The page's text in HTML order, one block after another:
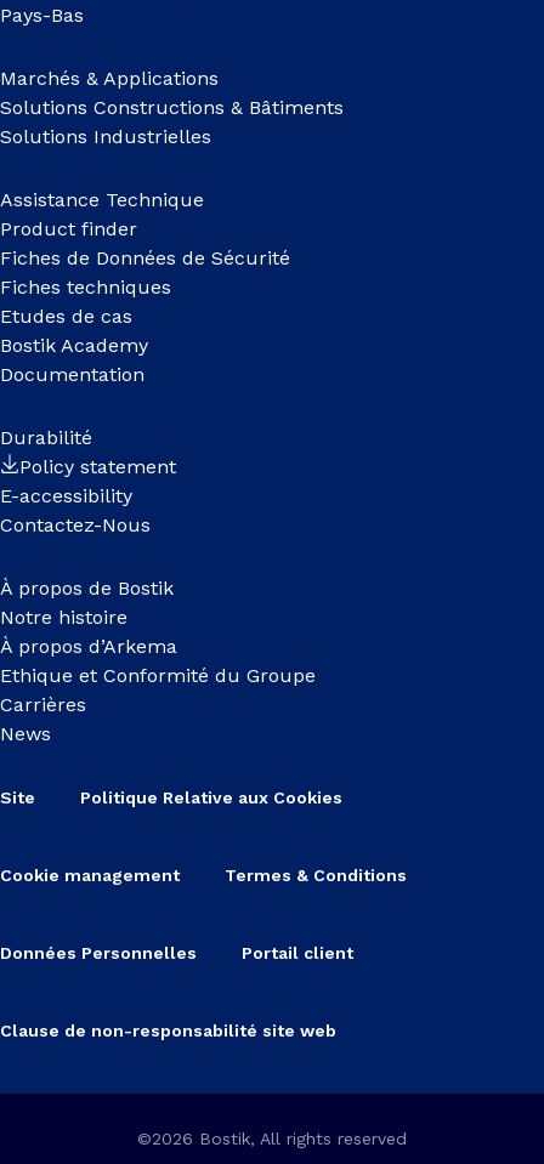
Pays-Bas
Marchés & Applications
Solutions Constructions & Bâtiments
Solutions Industrielles
Assistance Technique
Product finder
Fiches de Données de Sécurité
Fiches techniques
Etudes de cas
Bostik Academy
Documentation
Durabilité
Policy statement
E-accessibility
Contactez-Nous
À propos de Bostik
Notre histoire
À propos d’Arkema
Ethique et Conformité du Groupe
Carrières
News
Site Politique Relative aux Cookies
Cookie management Termes & Conditions
Données Personnelles Portail client
Clause de non-responsabilité site web
©2026 Bostik, All rights reserved